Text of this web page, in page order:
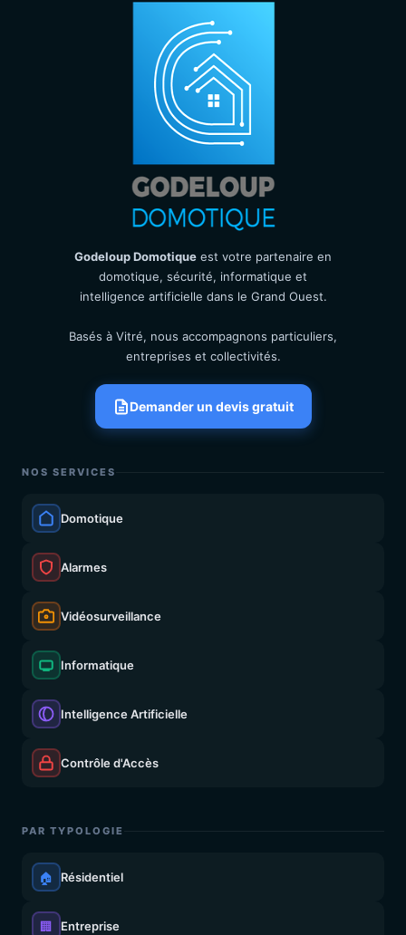
Godeloup Domotique est votre partenaire en
domotique, sécurité, informatique et
intelligence artificielle dans le Grand Ouest.
Basés à Vitré, nous accompagnons particuliers,
entreprises et collectivités.
Demander un devis gratuit
NOS SERVICES
Domotique
Alarmes
Vidéosurveillance
Informatique
Intelligence Artificielle
Contrôle d'Accès
PAR TYPOLOGIE
🏠 Résidentiel
🏢 Entreprise